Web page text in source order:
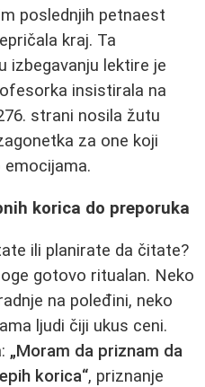
poslednjih petnaest
kraj. Ta
izbegavanju lektire je
insistirala na
strani nosila žutu
za one koji
emocijama.
korica do preporuka
ili planirate da čitate?
gotovo ritualan. Neko
na poleđini, neko
ljudi čiji ukus ceni.
„Moram da priznam da
korica“, priznanje